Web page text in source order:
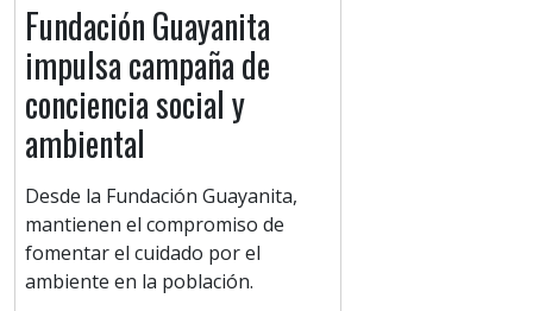
Fundación Guayanita
impulsa campaña de
conciencia social y
ambiental
Desde la Fundación Guayanita,
mantienen el compromiso de
fomentar el cuidado por el
ambiente en la población.